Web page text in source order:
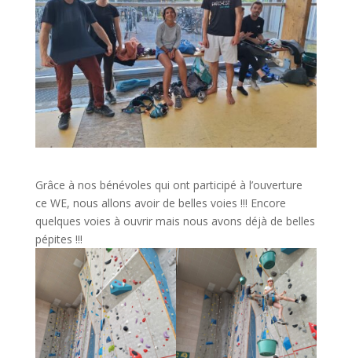
Grâce à nos bénévoles qui ont participé à l’ouverture
ce WE, nous allons avoir de belles voies !!! Encore
quelques voies à ouvrir mais nous avons déjà de belles
pépites !!!